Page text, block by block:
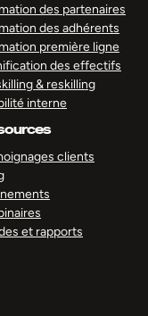
des partenaires
des adhérents
première ligne
des effectifs
& reskilling
interne
clients
et rapports